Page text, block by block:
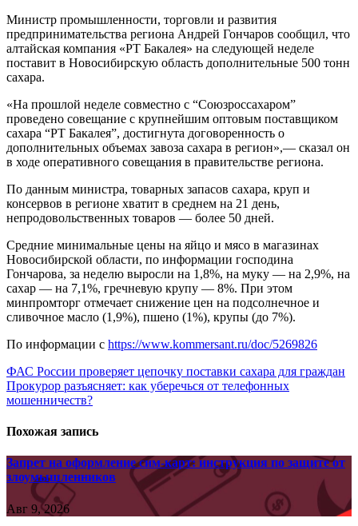
Министр промышленности, торговли и развития
предпринимательства региона Андрей Гончаров сообщил, что
алтайская компания «РТ Бакалея» на следующей неделе
поставит в Новосибирскую область дополнительные 500 тонн
сахара.
«На прошлой неделе совместно с “Союзроссахаром”
проведено совещание с крупнейшим оптовым поставщиком
сахара “РТ Бакалея”, достигнута договоренность о
дополнительных объемах завоза сахара в регион»,— сказал он
в ходе оперативного совещания в правительстве региона.
По данным министра, товарных запасов сахара, круп и
консервов в регионе хватит в среднем на 21 день,
непродовольственных товаров — более 50 дней.
Средние минимальные цены на яйцо и мясо в магазинах
Новосибирской области, по информации господина
Гончарова, за неделю выросли на 1,8%, на муку — на 2,9%, на
сахар — на 7,1%, гречневую крупу — 8%. При этом
минпромторг отмечает снижение цен на подсолнечное и
сливочное масло (1,9%), пшено (1%), крупы (до 7%).
По информации с https://www.kommersant.ru/doc/5269826
Навигация
по
ФАС России проверяет цепочку поставки сахара для граждан
Прокурор разъясняет: как уберечься от телефонных
мошенничеств?
Похожая запись
Запрет на оформление сим-карт: инструкция по защите от
злоумышленников
Авг 9, 2026